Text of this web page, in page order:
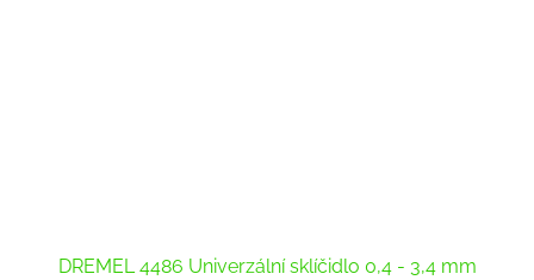
DREMEL 4486 Univerzální sklíčidlo 0,4 - 3,4 mm